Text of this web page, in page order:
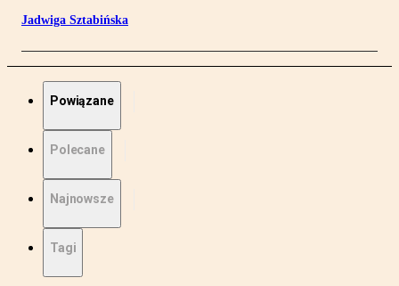
Jadwiga Sztabińska
Powiązane
Polecane
Najnowsze
Tagi